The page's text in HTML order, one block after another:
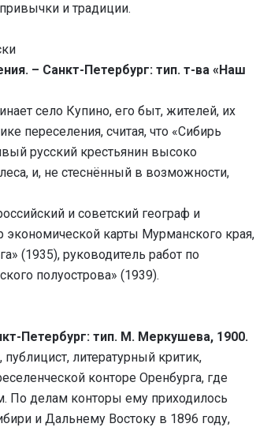
и традиции.
– Санкт-Петербург: тип. т-ва «Наш
село Купино, его быт, жителей, их
переселения, считая, что «Сибирь
русский крестьянин высоко
и, не стеснённый в возможности,
и советский географ и
экономической карты Мурманского края,
(1935), руководитель работ по
полуострова» (1939).
Петербург: тип. М. Меркушева, 1900.
литературный критик,
конторе Оренбурга, где
По делам конторы ему приходилось
и Дальнему Востоку в 1896 году,